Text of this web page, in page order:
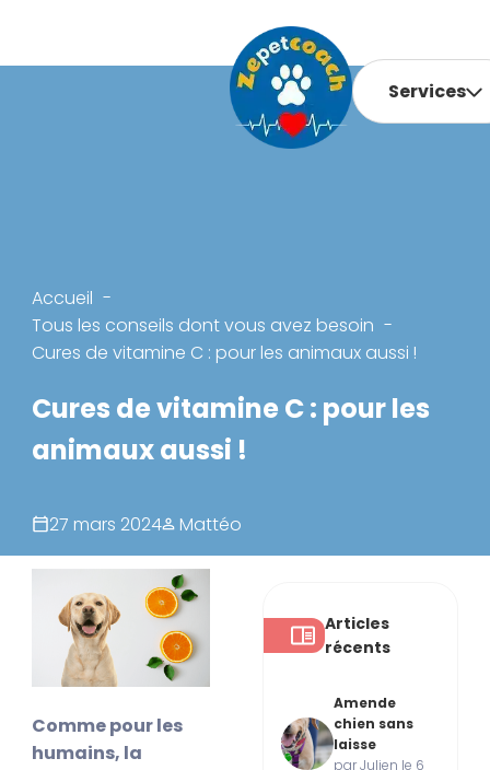
Services
Accueil
Tous les conseils dont vous avez besoin
Cures de vitamine C : pour les animaux aussi !
Cures de vitamine C : pour les
animaux aussi !
27 mars 2024 Mattéo
Comme pour les
humains, la
Articles
récents
Amende
chien sans
laisse
par Julien le 6